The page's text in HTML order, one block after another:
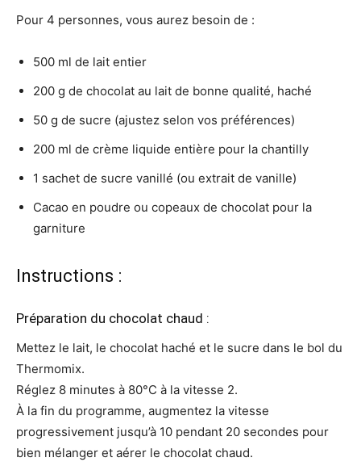
Pour 4 personnes, vous aurez besoin de :
500 ml de lait entier
200 g de chocolat au lait de bonne qualité, haché
50 g de sucre (ajustez selon vos préférences)
200 ml de crème liquide entière pour la chantilly
1 sachet de sucre vanillé (ou extrait de vanille)
Cacao en poudre ou copeaux de chocolat pour la
garniture
Instructions :
Préparation du chocolat chaud :
Mettez le lait, le chocolat haché et le sucre dans le bol du
Thermomix.
Réglez 8 minutes à 80°C à la vitesse 2.
À la fin du programme, augmentez la vitesse
progressivement jusqu’à 10 pendant 20 secondes pour
bien mélanger et aérer le chocolat chaud.